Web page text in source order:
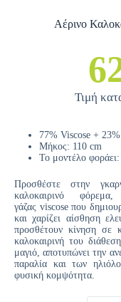
Αέρινο
Τιμή
77% Viscose +
Μήκος: 110 cm
Το μοντέλο
Προσθέστε στην
καλοκαιρινό
γάζας viscose που
και χαρίζει αίσθηση
προσθέτουν κίνηση σε
καλοκαιρινή του
μαγιό, αποτυπώνει την
παραλία και των
φυσική κομψότητα.